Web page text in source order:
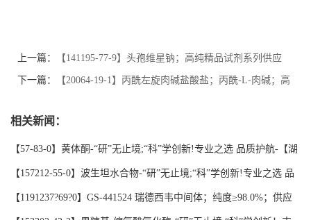
上一篇： 【141195-77-9】头孢维星钠；高纯精品试剂系列供应
商；纯度≥98.0%；品牌:【湖北研科时代科技】-“研”无止境;“科”
持！-业务咨询联系-王菲15780669880
下一篇： 【20064-19-1】丙酰左旋肉碱盐酸盐；丙酰-L-肉碱；高
技】-“研”无止境;“科”学创新！-业务咨询联系-王菲
15780669880；支持三方验证；支持定制；检测图谱；MSDS等技
术支持！
相关新闻：
【57-83-0】黄体酮-“研”无止境;“科”学创新!专业之选 品质护航-【湖
北研科时代】支持三方验证；支持定制；检测图谱；MSDS等技术支
持！
【157212-55-0】波生坦水合物-“研”无止境;“科”学创新!专业之选 品
质护航-【湖北研科时代】支持三方验证；支持定制；检测图谱；
【1191237?69?0】GS-441524 瑞德西韦中间体；纯度≥98.0%；供应